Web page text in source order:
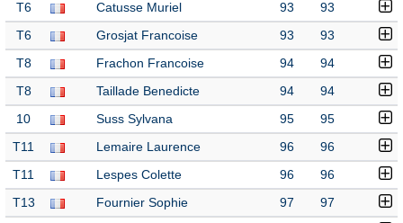
T6 Catusse Muriel 93 93
T6 Grosjat Francoise 93 93
T8 Frachon Francoise 94 94
T8 Taillade Benedicte 94 94
10 Suss Sylvana 95 95
T11 Lemaire Laurence 96 96
T11 Lespes Colette 96 96
T13 Fournier Sophie 97 97